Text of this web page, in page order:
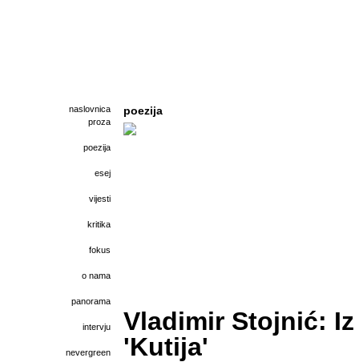
naslovnica
proza
poezija
esej
vijesti
kritika
fokus
o nama
panorama
intervju
nevergreen
poezija
Vladimir Stojnić:
'Kutija'